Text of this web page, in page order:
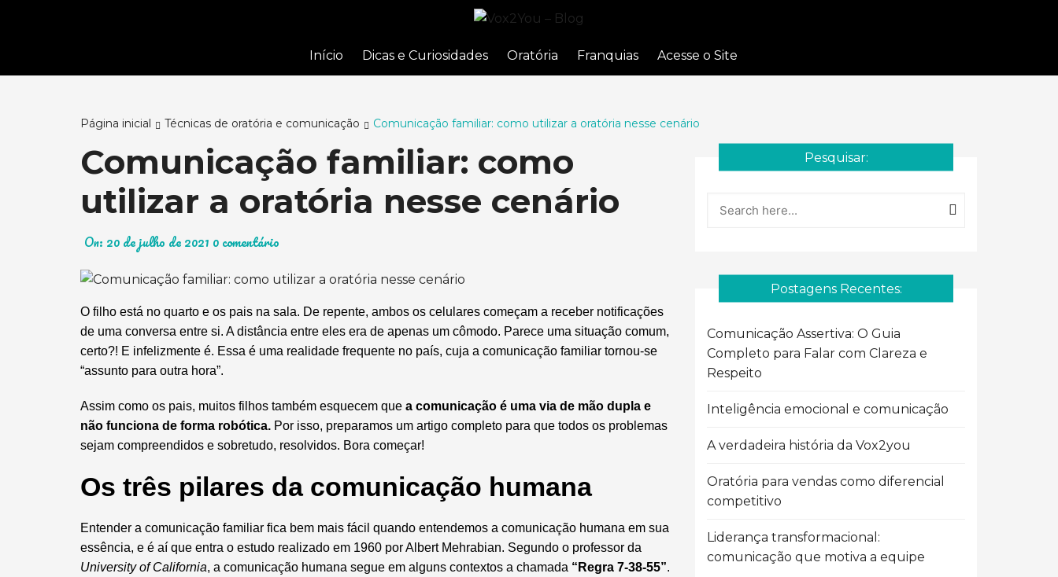
Início Dicas e Curiosidades Oratória Franquias Acesse o Site
Página inicial Técnicas de oratória e comunicação Comunicação familiar: como utilizar a oratória nesse cenário
Comunicação familiar: como
utilizar a oratória nesse cenário
On: 20 de julho de 2021 0 comentário
O filho está no quarto e os pais na sala. De repente, ambos os celulares começam a receber notificações
de uma conversa entre si. A distância entre eles era de apenas um cômodo. Parece uma situação comum,
certo?! E infelizmente é. Essa é uma realidade frequente no país, cuja a comunicação familiar tornou-se
“assunto para outra hora”.
Assim como os pais, muitos filhos também esquecem que a comunicação é uma via de mão dupla e
não funciona de forma robótica. Por isso, preparamos um artigo completo para que todos os problemas
sejam compreendidos e sobretudo, resolvidos. Bora começar!
Os três pilares da comunicação humana
Entender a comunicação familiar fica bem mais fácil quando entendemos a comunicação humana em sua
essência, e é aí que entra o estudo realizado em 1960 por Albert Mehrabian. Segundo o professor da
University of California, a comunicação humana segue em alguns contextos a chamada “Regra 7-38-55”.
Pesquisar:
Postagens Recentes:
Comunicação Assertiva: O Guia
Completo para Falar com Clareza e
Respeito
Inteligência emocional e comunicação
A verdadeira história da Vox2you
Oratória para vendas como diferencial
competitivo
Liderança transformacional:
comunicação que motiva a equipe